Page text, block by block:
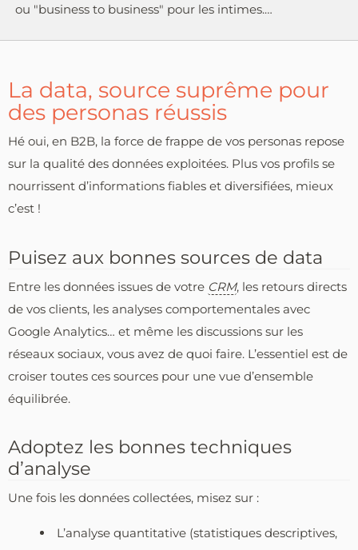
ou "business to business" pour les intimes.…
La data, source suprême pour
des personas réussis
Hé oui, en B2B, la force de frappe de vos personas repose
sur la qualité des données exploitées. Plus vos profils se
nourrissent d’informations fiables et diversifiées, mieux
c’est !
Puisez aux bonnes sources de data
Entre les données issues de votre CRM, les retours directs
de vos clients, les analyses comportementales avec
Google Analytics… et même les discussions sur les
réseaux sociaux, vous avez de quoi faire. L’essentiel est de
croiser toutes ces sources pour une vue d’ensemble
équilibrée.
Adoptez les bonnes techniques
d’analyse
Une fois les données collectées, misez sur :
L’analyse quantitative (statistiques descriptives,